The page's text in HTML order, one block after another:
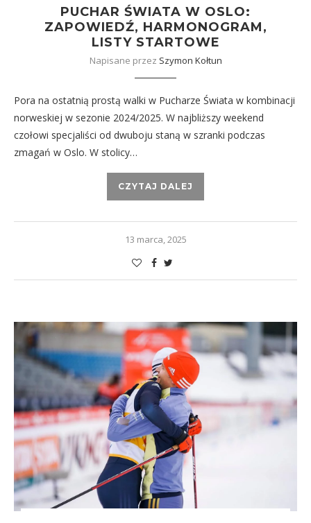
PUCHAR ŚWIATA W OSLO:
ZAPOWIEDŹ, HARMONOGRAM,
LISTY STARTOWE
Napisane przez Szymon Kołtun
Pora na ostatnią prostą walki w Pucharze Świata w kombinacji
norweskiej w sezonie 2024/2025. W najbliższy weekend
czołowi specjaliści od dwuboju staną w szranki podczas
zmagań w Oslo. W stolicy…
CZYTAJ DALEJ
13 marca, 2025